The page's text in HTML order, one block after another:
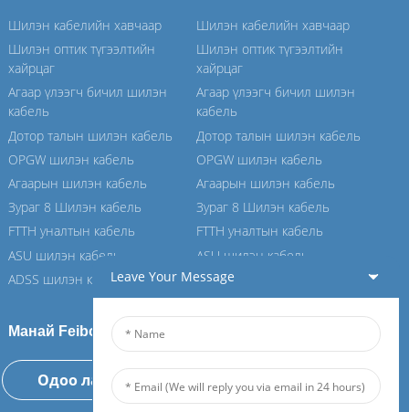
Шилэн кабелийн хавчаар
Шилэн оптик түгээлтийн
хайрцаг
Агаар үлээгч бичил шилэн
кабель
Дотор талын шилэн кабель
OPGW шилэн кабель
Агаарын шилэн кабель
Зураг 8 Шилэн кабель
FTTH уналтын кабель
ASU шилэн кабель
ADSS шилэн кабель
Шилэн кабелийн хавчаар
Шилэн оптик түгээлтийн
хайрцаг
Агаар үлээгч бичил шилэн
кабель
Дотор талын шилэн кабель
OPGW шилэн кабель
Агаарын шилэн кабель
Зураг 8 Шилэн кабель
FTTH уналтын кабель
ASU шилэн кабель
ADSS шилэн кабель
Манай Feiboer-д нэгдээрэй
Одоо лавлагаа авах
Leave Your Message